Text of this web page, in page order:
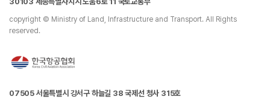
copyright © Ministry of Land, Infrastructure and Transport. All Rights
reserved.
07505 서울특별시 강서구 하늘길 38 국제선 청사 315호